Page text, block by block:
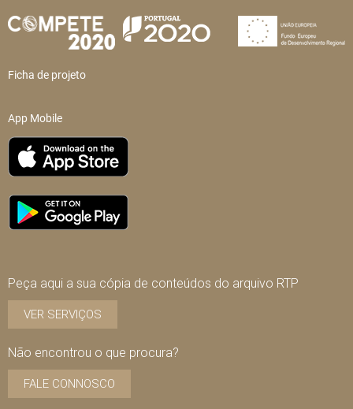
Ficha de projeto
App Mobile
Peça aqui a sua cópia de conteúdos do arquivo RTP
VER SERVIÇOS
Não encontrou o que procura?
FALE CONNOSCO